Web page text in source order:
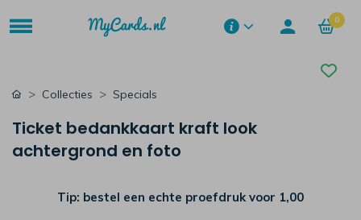
0
Collecties Specials
Ticket bedankkaart kraft look
achtergrond en foto
Tip: bestel een echte proefdruk voor 1,00